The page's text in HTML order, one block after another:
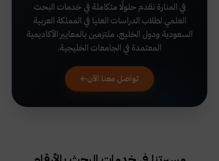
في المنارة نقدم حلولًا متكاملة في خدمات البحث
العلمي لطلاب الدراسات العليا في المملكة العربية
السعودية ودول الخليج، ملتزمين بالمعايير الأكاديمية
المعتمدة في الجامعات الخليجية.
تواصل معنا الآن